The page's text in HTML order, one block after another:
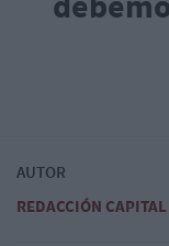
AUTOR
REDACCIÓN